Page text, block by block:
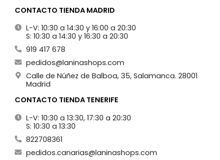
CONTACTO TIENDA MADRID
L-V: 10:30 a 14:30 y 16:00 a 20:30
S: 10:30 a 14:30 y 16:30 a 20:30
919 417 678
pedidos@laninashops.com
Calle de Núñez de Balboa, 35, Salamanca. 28001
Madrid
CONTACTO TIENDA TENERIFE
L-V: 10:30 a 13:30, 17:30 a 20:30
S: 10:30 a 13:30
822708361
pedidos.canarias@laninashops.com